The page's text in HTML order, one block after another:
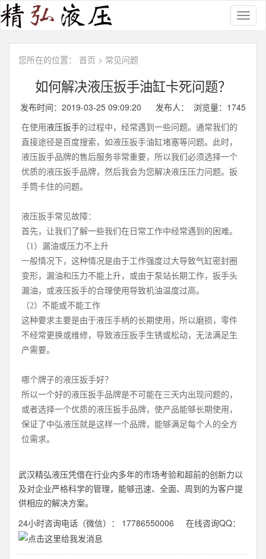
您所在的位置： 首页 > 常见问题
如何解决液压扳手油缸卡死问题？
发布时间：2019-03-25 09:09:20 发布人： 浏览量： 1745
在使用液压扳手的过程中，经常遇到一些问题。通常我们的
直接途径是百度搜索，如液压扳手油缸堵塞等问题。此时，
液压扳手品牌的售后服务非常重要，所以我们必须选择一个
优质的液压扳手品牌，然后我会为您解决液压压力问题。扳
手筒卡住的问题。
液压扳手常见故障：
首先，让我们了解一些我们在日常工作中经常遇到的困难。
（1）漏油或压力不上升
一般情况下，这种情况是由于工作强度过大导致气缸密封圈
变形，漏油和压力不能上升，或由于泵站长期工作，扳手头
漏油，或液压扳手的合理使用导致机油温度过高。
（2）不能或不能工作
这种要求主要是由于液压手柄的长期使用，所以磨损，零件
不经常更换或维修，导致液压扳手生锈或松动，无法满足生
产需要。
哪个牌子的液压扳手好？
所以一个好的液压扳手品牌是不可能在三天内出现问题的，
或者选择一个优质的液压扳手品牌，使产品能够长期使用，
保证了中弘液压就是这样一个品牌，能够满足每个人的全方
位需求。
武汉精弘液压凭借在行业内多年的市场考验和超前的创新力以
及对企业严格科学的管理，能够迅速、全面、周到的为客户提
供相应的解决方案。
24小时咨询电话（微信）： 17786550006 在线咨询QQ：